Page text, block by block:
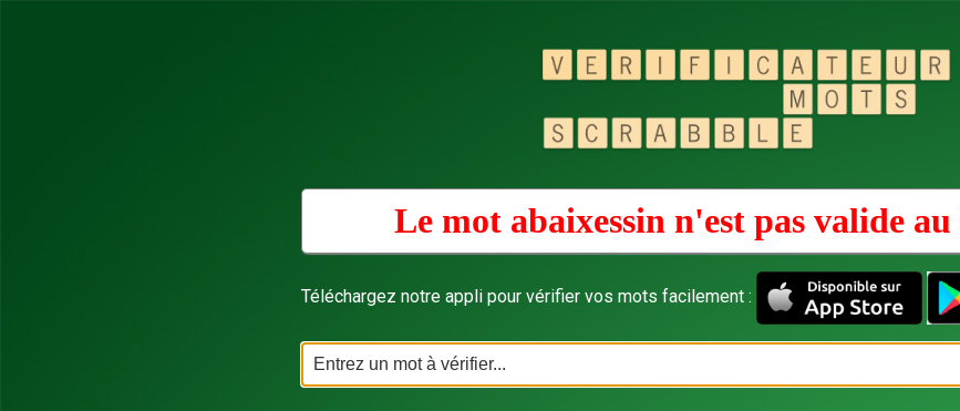
Le mot abaixessin n'est pas valide au
Téléchargez notre appli pour vérifier vos mots facilement :